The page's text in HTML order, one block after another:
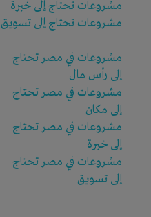
مشروعات تحتاج إلى خبرة
مشروعات تحتاج إلى تسويق
مشروعات في مصر تحتاج
إلى رأس مال
مشروعات في مصر تحتاج
إلى مكان
مشروعات في مصر تحتاج
إلى خبرة
مشروعات في مصر تحتاج
إلى تسويق